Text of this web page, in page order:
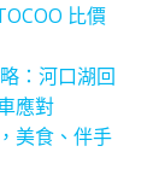
比價
：河口湖回
應對
美食、伴手